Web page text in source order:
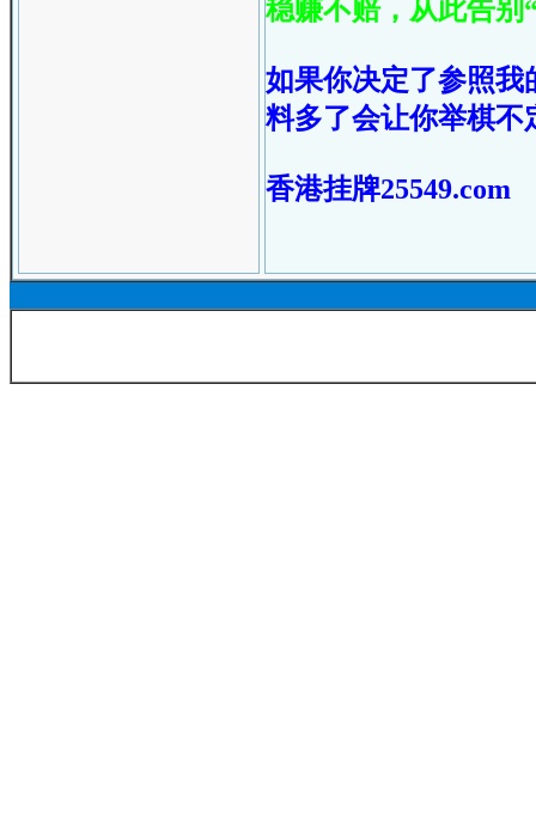
稳赚不赔，从此告别
如果你决定了参照我
料多了会让你举棋不
香港挂牌25549.com